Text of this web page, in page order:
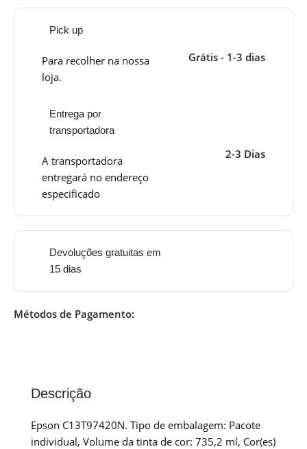
Pick up
Para recolher na nossa
loja.
Grátis - 1-3 dias
Entrega por
transportadora
A transportadora
entregará no endereço
especificado
2-3 Dias
Devoluções gratuitas em
15 dias
Métodos de Pagamento:
Descrição
Epson C13T97420N. Tipo de embalagem: Pacote
individual, Volume da tinta de cor: 735,2 ml, Cor(es)